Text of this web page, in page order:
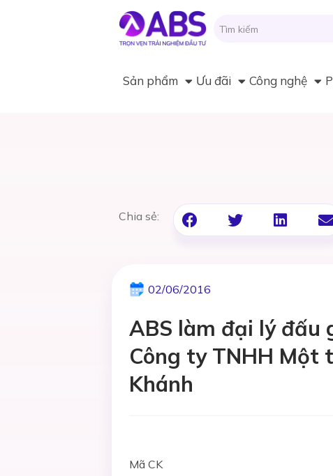
Sản phẩm Ưu đãi Công nghệ
Chia sẻ:
02/06/2016
ABS làm đại lý đấu
Công ty TNHH Một
Khánh
Mã CK